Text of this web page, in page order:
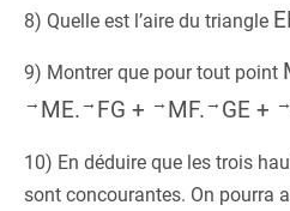
8) Quelle est l’aire du triangle
9) Montrer que pour tout point
→ ME.→ FG + → MF.→ GE + →
10) En déduire que les trois
sont concourantes. On pourra